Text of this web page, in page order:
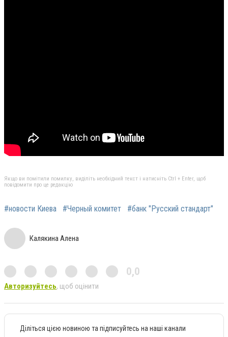
Якщо ви помітили помилку, виділіть необхідний текст і натисніть Ctrl + Enter, щоб
повідомити про це редакцію
#новости Киева #Черный комитет #банк "Русский стандарт"
Калякина Алена
0,0
Авторизуйтесь, щоб оцінити
Діліться цією новиною та підписуйтесь на наші канали